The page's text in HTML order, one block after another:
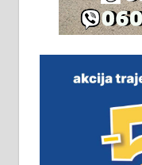
На продају
незавршена
м2 са
виру у
замена. 064/